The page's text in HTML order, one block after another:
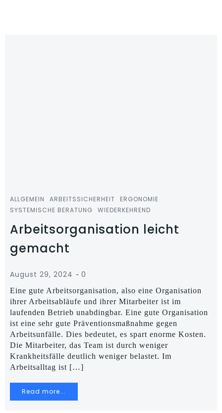
ALLGEMEIN ARBEITSSICHERHEIT
ERGONOMIE
SYSTEMISCHE BERATUNG
WIEDERKEHREND
Arbeitsorganisation leicht
gemacht
August 29, 2024 - 0
Eine gute Arbeitsorganisation, also eine Organisation
ihrer Arbeitsabläufe und ihrer Mitarbeiter ist im
laufenden Betrieb unabdingbar. Eine gute Organisation
ist eine sehr gute Präventionsmaßnahme gegen
Arbeitsunfälle. Dies bedeutet, es spart enorme Kosten.
Die Mitarbeiter, das Team ist durch weniger
Krankheitsfälle deutlich weniger belastet. Im
Arbeitsalltag ist […]
Read more...